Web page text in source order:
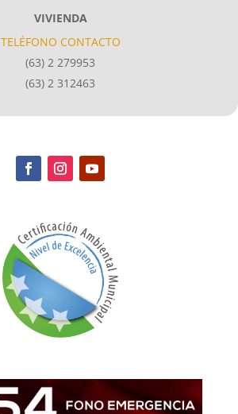
VIVIENDA
TELÉFONO CONTACTO
(63) 2 279953
(63) 2 312463